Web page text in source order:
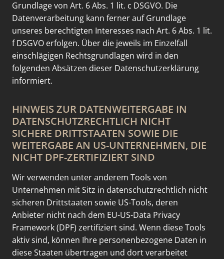
Grundlage von Art. 6 Abs. 1 lit. c DSGVO. Die
Datenverarbeitung kann ferner auf Grundlage
unseres berechtigten Interesses nach Art. 6 Abs. 1 lit.
f DSGVO erfolgen. Über die jeweils im Einzelfall
einschlägigen Rechtsgrundlagen wird in den
folgenden Absätzen dieser Datenschutzerklärung
informiert.
HINWEIS ZUR DATENWEITERGABE IN
DATENSCHUTZRECHTLICH NICHT
SICHERE DRITTSTAATEN SOWIE DIE
WEITERGABE AN US-UNTERNEHMEN, DIE
NICHT DPF-ZERTIFIZIERT SIND
Wir verwenden unter anderem Tools von
Unternehmen mit Sitz in datenschutzrechtlich nicht
sicheren Drittstaaten sowie US-Tools, deren
Anbieter nicht nach dem EU-US-Data Privacy
Framework (DPF) zertifiziert sind. Wenn diese Tools
aktiv sind, können Ihre personenbezogene Daten in
diese Staaten übertragen und dort verarbeitet